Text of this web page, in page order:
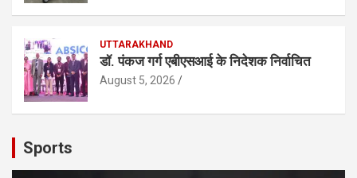
UTTARAKHAND
डॉ. पंकज गर्ग एबीएसआई के निदेशक निर्वाचित
August 5, 2026
Sports